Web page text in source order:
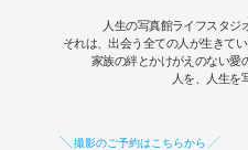
人生の写真館ライフスタジ
それは、出会う全ての人が生きて
家族の絆とかけがえのない愛
人を、人生を
撮影のご予約はこちらから